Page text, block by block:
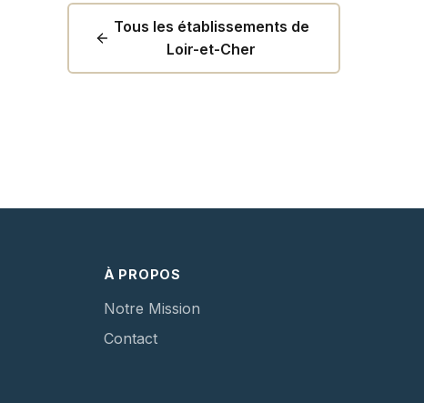
Tous les établissements de
Loir-et-Cher
À PROPOS
Notre Mission
Contact